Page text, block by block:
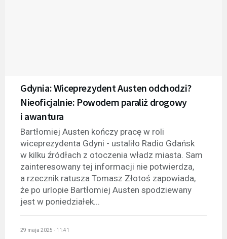
Gdynia: Wiceprezydent Austen odchodzi?
Nieoficjalnie: Powodem paraliż drogowy
i awantura
Bartłomiej Austen kończy pracę w roli
wiceprezydenta Gdyni - ustaliło Radio Gdańsk
w kilku źródłach z otoczenia władz miasta. Sam
zainteresowany tej informacji nie potwierdza,
a rzecznik ratusza Tomasz Złotoś zapowiada,
że po urlopie Bartłomiej Austen spodziewany
jest w poniedziałek...
29 maja 2025 - 11:41